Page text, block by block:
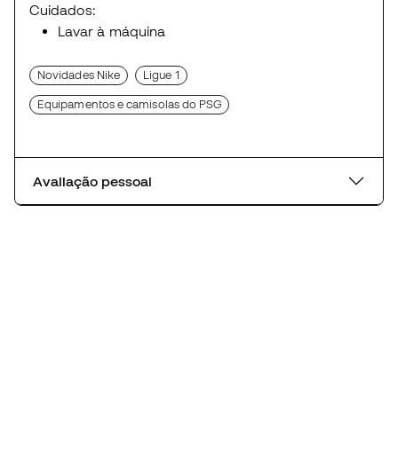
Cuidados:
Lavar à máquina
Novidades Nike Ligue 1
Equipamentos e camisolas do PSG
Avaliação pessoal